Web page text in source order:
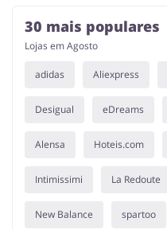
30 mais populares
Lojas em Agosto
adidas Aliexpress
Desigual eDreams
Alensa Hoteis.com
Intimissimi La Redoute
New Balance spartoo